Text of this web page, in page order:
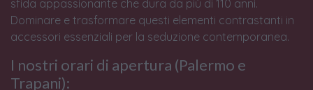
sfida appassionante che dura da più di 110 anni.
Dominare e trasformare questi elementi contrastanti in
accessori essenziali per la seduzione contemporanea.
I nostri orari di apertura (Palermo e
Trapani):